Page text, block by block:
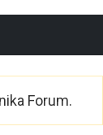
Forum.